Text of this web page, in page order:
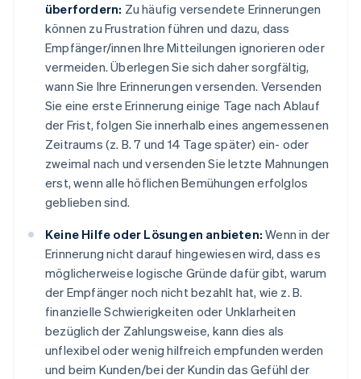
überfordern: Zu häufig versendete Erinnerungen
können zu Frustration führen und dazu, dass
Empfänger/innen Ihre Mitteilungen ignorieren oder
vermeiden. Überlegen Sie sich daher sorgfältig,
wann Sie Ihre Erinnerungen versenden. Versenden
Sie eine erste Erinnerung einige Tage nach Ablauf
der Frist, folgen Sie innerhalb eines angemessenen
Zeitraums (z. B. 7 und 14 Tage später) ein- oder
zweimal nach und versenden Sie letzte Mahnungen
erst, wenn alle höflichen Bemühungen erfolglos
geblieben sind.
Keine Hilfe oder Lösungen anbieten: Wenn in der
Erinnerung nicht darauf hingewiesen wird, dass es
möglicherweise logische Gründe dafür gibt, warum
der Empfänger noch nicht bezahlt hat, wie z. B.
finanzielle Schwierigkeiten oder Unklarheiten
bezüglich der Zahlungsweise, kann dies als
unflexibel oder wenig hilfreich empfunden werden
und beim Kunden/bei der Kundin das Gefühl der